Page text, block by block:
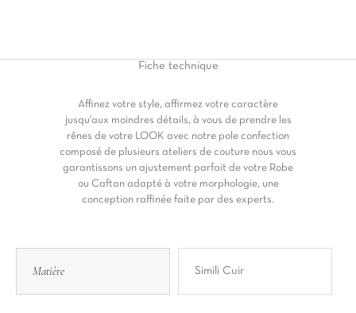
Fiche technique
Affinez votre style, affirmez votre caractère
jusqu'aux moindres détails, à vous de prendre les
rênes de votre LOOK avec notre pole confection
composé de plusieurs ateliers de couture nous vous
garantissons un ajustement parfait de votre Robe
ou Caftan adapté à votre morphologie, une
conception raffinée faite par des experts.
Matière Simili Cuir